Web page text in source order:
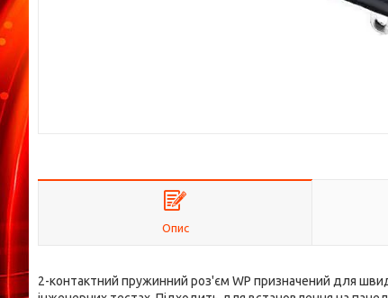
Опис
2-контактний пружинний роз'єм WP призначений для